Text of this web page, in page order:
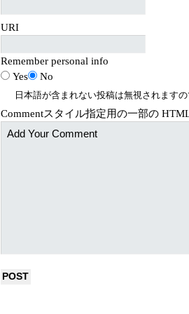
URI
Remember personal info
Yes
No
日本語が含まれない投稿は無視されます
Commentスタイル指定用の一部の